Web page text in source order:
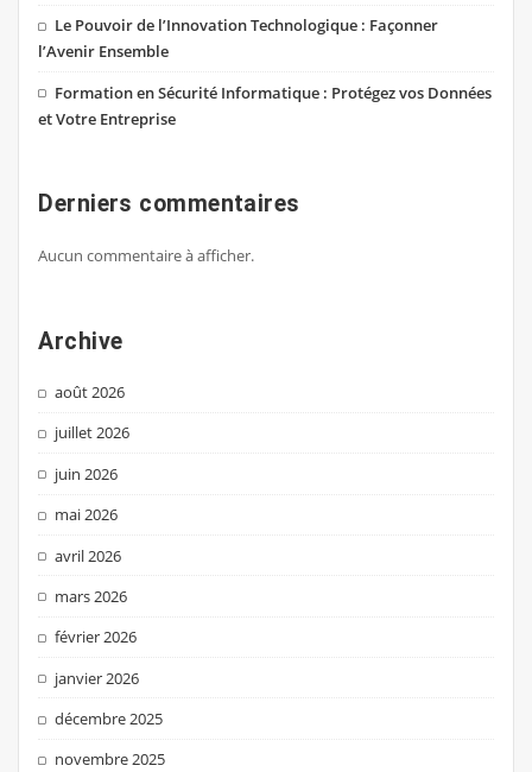
Le Pouvoir de l’Innovation Technologique : Façonner
l’Avenir Ensemble
Formation en Sécurité Informatique : Protégez vos Données
et Votre Entreprise
Derniers commentaires
Aucun commentaire à afficher.
Archive
août 2026
juillet 2026
juin 2026
mai 2026
avril 2026
mars 2026
février 2026
janvier 2026
décembre 2025
novembre 2025